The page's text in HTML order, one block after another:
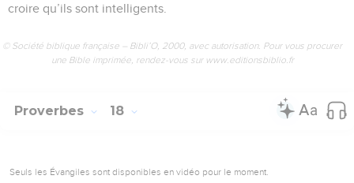
croire qu’ils sont intelligents.
© Société biblique française – Bibli’O, 2000, avec autorisation. Pour vous procurer
une Bible imprimée, rendez-vous sur www.editionsbiblio.fr
Proverbes 18
Seuls les Évangiles sont disponibles en vidéo pour le moment.